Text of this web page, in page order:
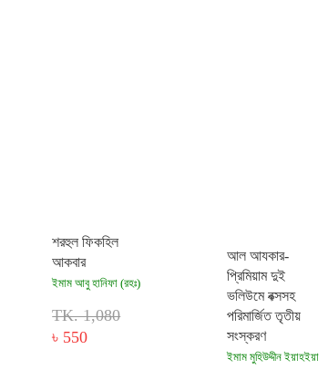
শরহুল ফিকহিল
আকবার
ইমাম আবু হানিফা (রহঃ)
TK. 1,080
৳ 550
আল আযকার-
প্রিমিয়াম দুই
ভলিউমে বক্সসহ
পরিমার্জিত তৃতীয়
সংস্করণ
ইমাম মুহিউদ্দীন ইয়াহইয়া